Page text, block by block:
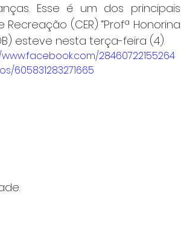
Esse é um dos principais
(CER) “Profª Honorina
esteve nesta terça-feira (4).
28460722155264
605831283271665